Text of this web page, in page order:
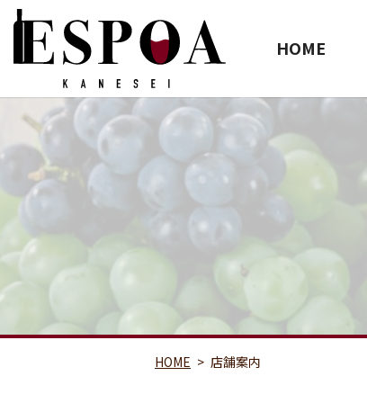
HOME
HOME 店舗案内